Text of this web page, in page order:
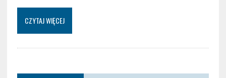
CZYTAJ WIĘCEJ